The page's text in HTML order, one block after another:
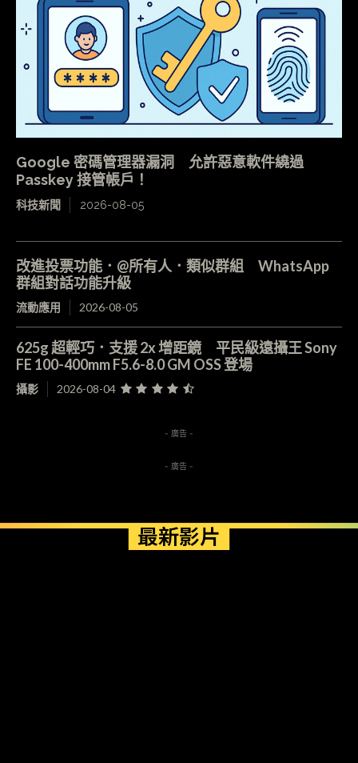
Google 密碼管理器漏洞 允許惡意軟件繞過
Passkey 接管帳戶！
科技新聞 2026-08-05
改進投票功能．@所有人．類似群組 WhatsApp
群組對話功能升級
流動應用 2026-08-05
625g 超輕巧．支援 2x 增距鏡 平民級遠攝王 Sony
FE 100-400mm F5.6-8.0 GM OSS 登場
攝影 2026-08-04
- 廣告 -
- 廣告 -
最新影片